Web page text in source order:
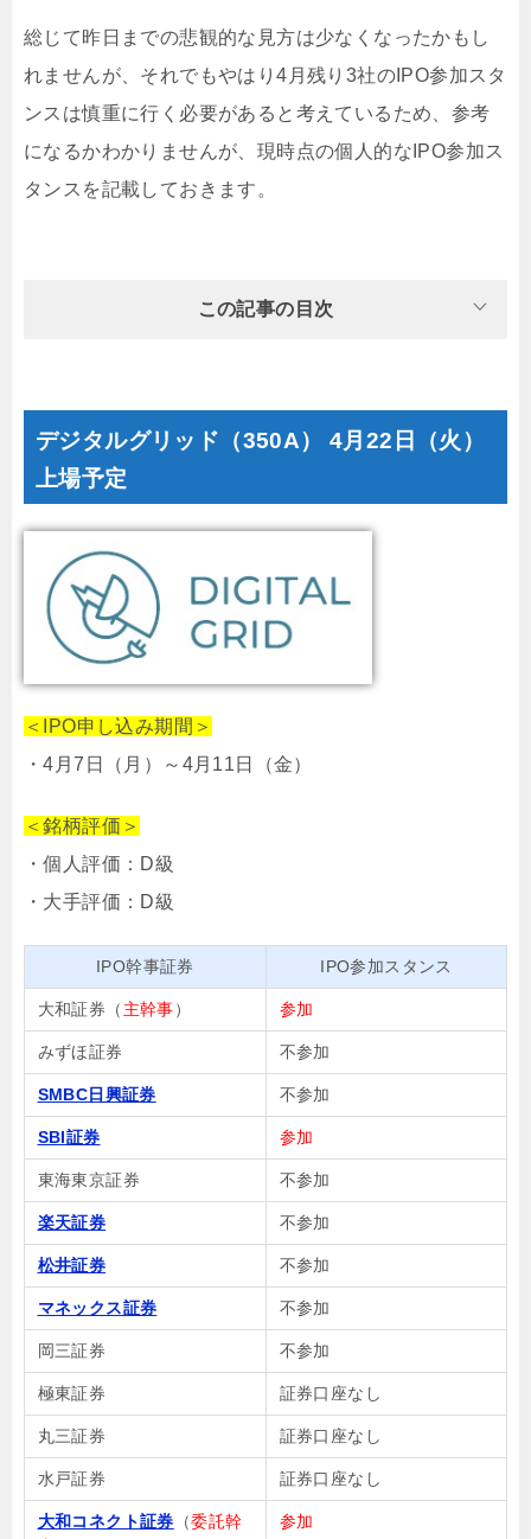
総じて昨日までの悲観的な見方は少なくなったかもし
れませんが、それでもやはり4月残り3社のIPO参加スタ
ンスは慎重に行く必要があると考えているため、参考
になるかわかりませんが、現時点の個人的なIPO参加ス
タンスを記載しておきます。
この記事の目次
デジタルグリッド（350A） 4月22日（火）
上場予定
＜IPO申し込み期間＞
・4月7日（月）～4月11日（金）
＜銘柄評価＞
・個人評価：D級
・大手評価：D級
IPO幹事証券 IPO参加スタンス
大和証券（ 主幹事） 参加
みずほ証券 不参加
SMBC日興証券 不参加
SBI証券 参加
東海東京証券 不参加
楽天証券 不参加
松井証券 不参加
マネックス証券 不参加
岡三証券 不参加
極東証券 証券口座なし
丸三証券 証券口座なし
水戸証券 証券口座なし
大和コネクト証券 （委託幹
参加